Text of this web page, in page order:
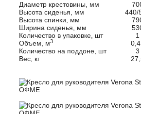
Диаметр крестовины, мм
Высота сиденья, мм
440/
Высота спинки, мм
Ширина сиденья, мм
Количество в упаковке, шт
1
Объем, м3
Количество на поддоне, шт
3
Вес, кг